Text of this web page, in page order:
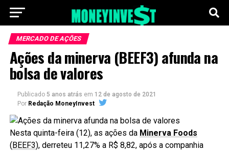
MERCADO DE AÇÕES
Ações da minerva (BEEF3) afunda na
bolsa de valores
Publicado 5 anos atrás em 12 de agosto de 2021
Por Redação MoneyInvest
Nesta quinta-feira (12), as ações da Minerva Foods
(BEEF3), derreteu 11,27% a R$ 8,82, após a companhia